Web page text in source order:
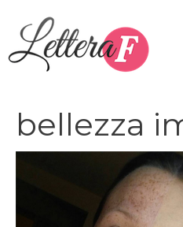
contenuto
bellezza